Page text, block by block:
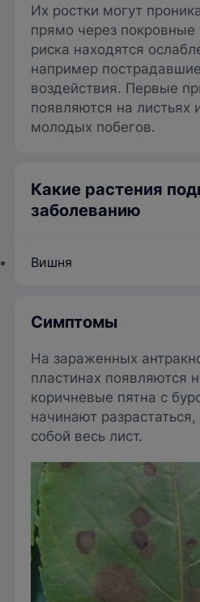
Их ростки могут
прямо через покровные
риска находятся
например
воздействия. Первые
появляются на листьях
молодых побегов.
Какие растения
заболеванию
Вишня
Симптомы
На зараженных
пластинах появляются
коричневые пятна с
начинают
собой весь лист.